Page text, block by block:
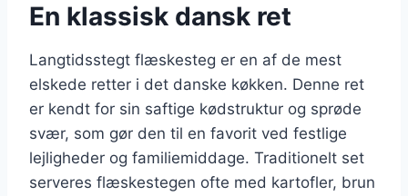
En klassisk dansk ret
Langtidsstegt flæskesteg er en af de mest
elskede retter i det danske køkken. Denne ret
er kendt for sin saftige kødstruktur og sprøde
svær, som gør den til en favorit ved festlige
lejligheder og familiemiddage. Traditionelt set
serveres flæskestegen ofte med kartofler, brun